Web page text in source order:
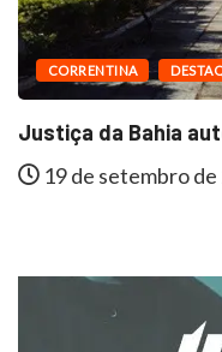
CORRENTINA
Justiça da Bahia
19 de setembro